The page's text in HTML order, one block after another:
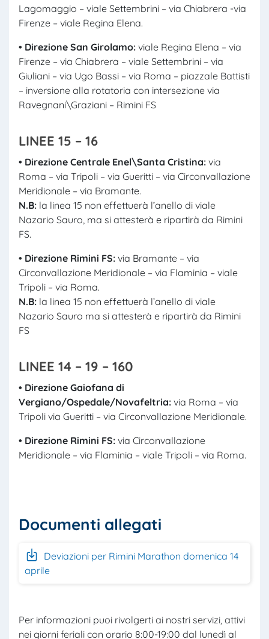
Lagomaggio – viale Settembrini – via Chiabrera -via
Firenze – viale Regina Elena.
• Direzione San Girolamo: viale Regina Elena – via
Firenze – via Chiabrera – viale Settembrini – via
Giuliani – via Ugo Bassi – via Roma – piazzale Battisti
– inversione alla rotatoria con intersezione via
Ravegnani\Graziani – Rimini FS
LINEE 15 – 16
• Direzione Centrale Enel\Santa Cristina: via
Roma – via Tripoli – via Gueritti – via Circonvallazione
Meridionale – via Bramante.
N.B: la linea 15 non effettuerà l’anello di viale
Nazario Sauro, ma si attesterà e ripartirà da Rimini
FS.
• Direzione Rimini FS: via Bramante – via
Circonvallazione Meridionale – via Flaminia – viale
Tripoli – via Roma.
N.B: la linea 15 non effettuerà l’anello di viale
Nazario Sauro ma si attesterà e ripartirà da Rimini
FS
LINEE 14 – 19 – 160
• Direzione Gaiofana di
Vergiano/Ospedale/Novafeltria: via Roma – via
Tripoli via Gueritti – via Circonvallazione Meridionale.
• Direzione Rimini FS: via Circonvallazione
Meridionale – via Flaminia – viale Tripoli – via Roma.
Documenti allegati
Deviazioni per Rimini Marathon domenica 14
aprile
Per informazioni puoi rivolgerti ai nostri servizi, attivi
nei giorni feriali con orario 8:00-19:00 dal lunedì al